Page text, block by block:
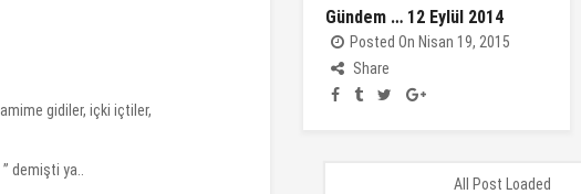
gidiler, içki içtiler,
demişti ya..
Gündem … 12 Eylül 2014
Posted On Nisan 19, 2015
Share
All Post Loaded